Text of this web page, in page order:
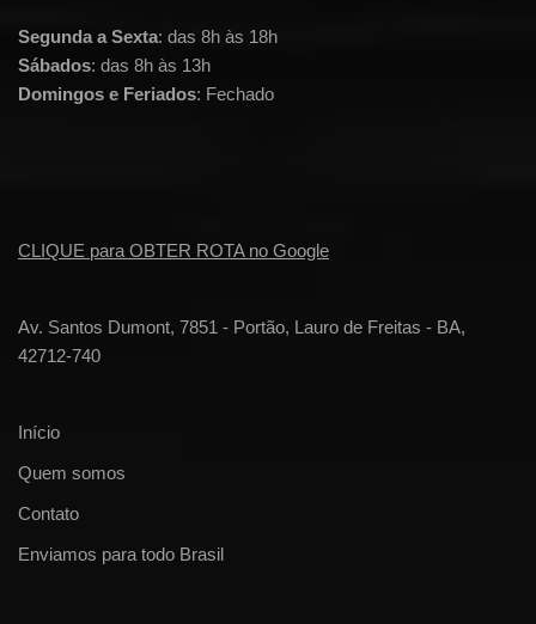
Segunda a Sexta: das 8h às 18h
Sábados: das 8h às 13h
Domingos e Feriados: Fechado
CLIQUE para OBTER ROTA no Google
Av. Santos Dumont, 7851 - Portão, Lauro de Freitas - BA,
42712-740
Início
Quem somos
Contato
Enviamos para todo Brasil